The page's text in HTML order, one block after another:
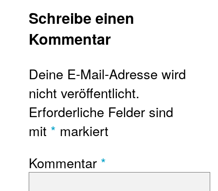
Schreibe einen
Kommentar
Deine E-Mail-Adresse wird
nicht veröffentlicht.
Erforderliche Felder sind
mit * markiert
Kommentar *